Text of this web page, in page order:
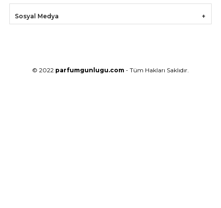
Sosyal Medya
© 2022 parfumgunlugu.com - Tüm Hakları Saklıdır.